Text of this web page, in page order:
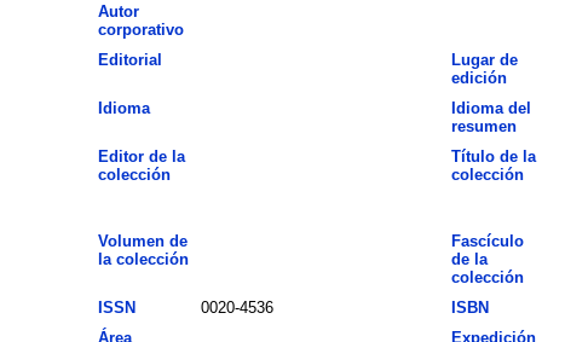
Autor
corporativo
Editorial
Lugar de
edición
Idioma
Idioma del
resumen
Editor de la
colección
Título de la
colección
Volumen de
la colección
Fascículo
de la
colección
ISSN 0020-4536 ISBN
Área
Expedición